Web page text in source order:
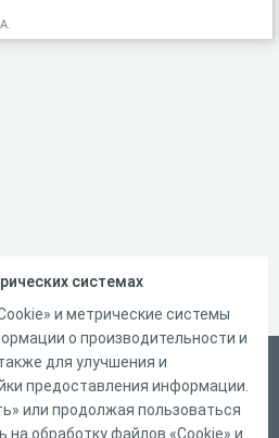
системах
и метрические системы
о производительности и
для улучшения и
предоставления информации.
или продолжая пользоваться
на обработку файлов «Cookie» и